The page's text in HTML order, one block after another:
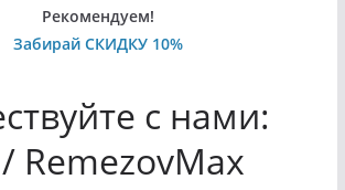
Рекомендуем!
Забирай СКИДКУ 10%
с нами:
RemezovMax